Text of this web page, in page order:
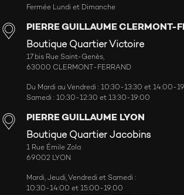
Fermée Lundi et Dimanche
PIERRE GUILLAUME CLERMONT-
Boutique Quartier Victoire
17 bis Rue Saint-Genès,
63000 CLERMONT-FERRAND
Du Mardi au Vendredi : 10:30-13:30 et 14:00-
Samedi : 10:30-12:30 et 13:30-19:00
PIERRE GUILLAUME LYON
Boutique Quartier Jacobins
1 Rue Émile Zola
69002 LYON
Mardi, Jeudi, Vendredi et Samedi :
10:30-14:00 et 15:00-19:00